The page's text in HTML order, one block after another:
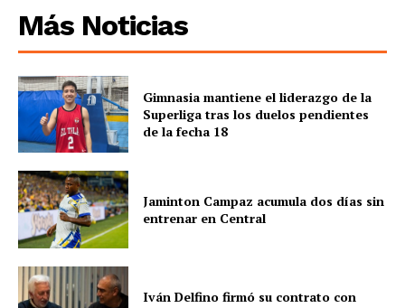
Más Noticias
Gimnasia mantiene el liderazgo de la
Superliga tras los duelos pendientes
de la fecha 18
Jaminton Campaz acumula dos días sin
entrenar en Central
Iván Delfino firmó su contrato con